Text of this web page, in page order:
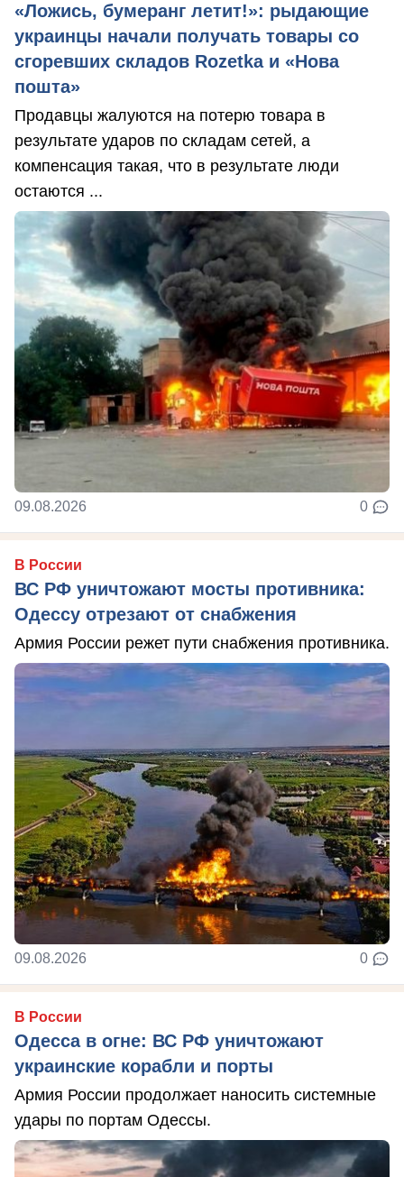
«Ложись, бумеранг летит!»: рыдающие
украинцы начали получать товары со
сгоревших складов Rozetka и «Нова
пошта»
Продавцы жалуются на потерю товара в
результате ударов по складам сетей, а
компенсация такая, что в результате люди
остаются ...
09.08.2026 0
В России
ВС РФ уничтожают мосты противника:
Одессу отрезают от снабжения
Армия России режет пути снабжения противника.
09.08.2026 0
В России
Одесса в огне: ВС РФ уничтожают
украинские корабли и порты
Армия России продолжает наносить системные
удары по портам Одессы.